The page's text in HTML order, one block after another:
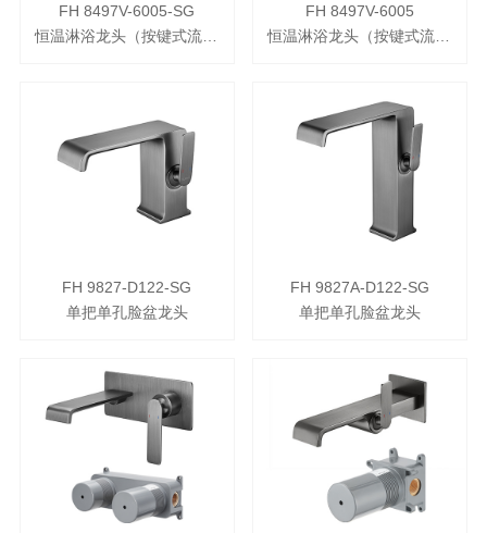
FH 8497V-6005-SG
恒温淋浴龙头（按键式流量调节）
FH 8497V-6005
恒温淋浴龙头（按键式流量调节）
FH 9827-D122-SG
单把单孔脸盆龙头
FH 9827A-D122-SG
单把单孔脸盆龙头